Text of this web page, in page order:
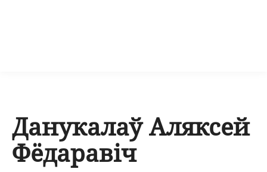
Данукалаў Аляксей
Фёдаравіч